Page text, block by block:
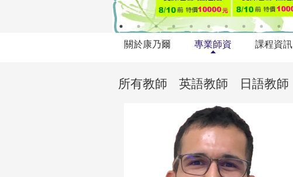
關於康乃爾 專業師資 課程資訊
所有教師 英語教師 日語教師